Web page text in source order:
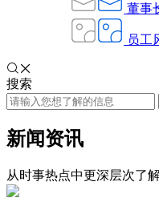
董事
员工
搜索
新闻资讯
从时事热点中更深层次了